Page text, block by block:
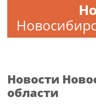
Новости
области